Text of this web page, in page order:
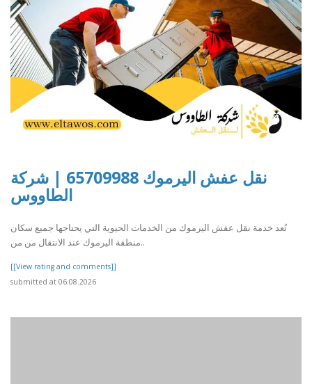
نقل عفش اليرموك 65709988 | شركة
الطاووس
تُعد خدمة نقل عفش اليرموك من الخدمات الحيوية التي يحتاجها جميع سكان
منطقة اليرموك عند الانتقال من من..
[[View rating and comments]]
submitted at 06.08.2026